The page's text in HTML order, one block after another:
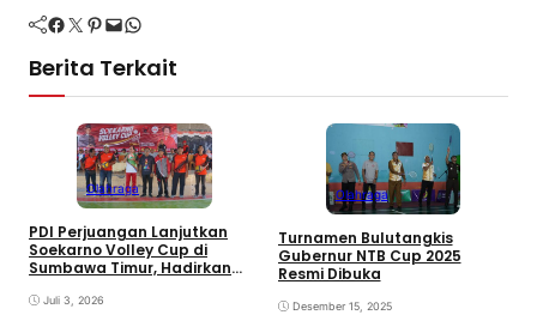
Facebook Twitter Pinterest Mail WhatsApp
Berita Terkait
Olahraga
PDI Perjuangan Lanjutkan
Soekarno Volley Cup di
Sumbawa Timur, Hadirkan
Rakyat
Juli 3, 2026
Olahraga
Turnamen Bulutangkis
Gubernur NTB Cup 2025
Resmi Dibuka
Desember 15, 2025